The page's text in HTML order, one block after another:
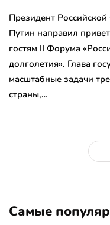
Президент
Путин направил
гостям II Форума
долголетия». Глава
масштабные задачи
страны,…
Самые